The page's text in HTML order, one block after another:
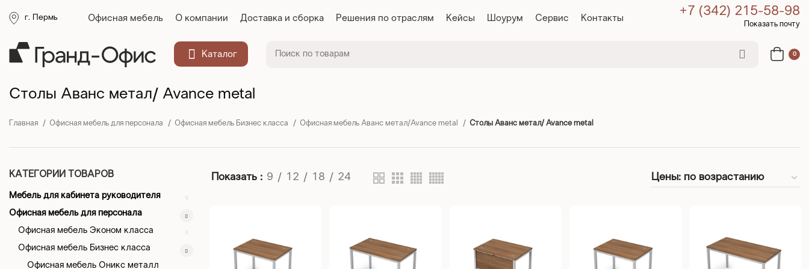
г. Пермь Офисная мебель О компании Доставка и сборка Решения по отраслям Кейсы Шоурум Сервис Контакты +7 (342) 215-58-98
Показать почту
Каталог 0
Столы Аванс метал/ Avance metal
Главная Офисная мебель для персонала Офисная мебель Бизнес класса Офисная мебель Аванс метал/Avance metal Столы Аванс метал/ Avance metal
КАТЕГОРИИ ТОВАРОВ
Мебель для кабинета руководителя
Офисная мебель для персонала
Офисная мебель Эконом класса
Офисная мебель Бизнес класса
Офисная мебель Оникс металл
Показать 9 12 18 24